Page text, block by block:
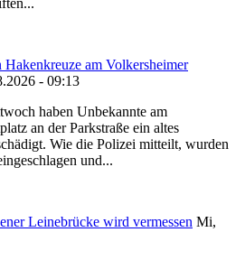
Hakenkreuze am Volkersheimer
- 09:13
haben Unbekannte am
an der Parkstraße ein altes
Wie die Polizei mitteilt, wurden
und...
Leinebrücke wird vermessen Mi,